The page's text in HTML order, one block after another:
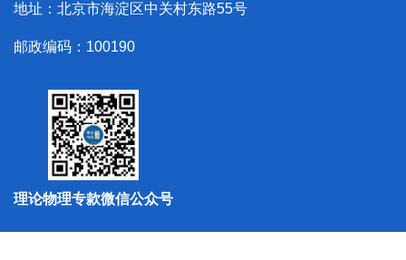
地址：北京市海淀区中关村东路55号
邮政编码：100190
理论物理专款微信公众号